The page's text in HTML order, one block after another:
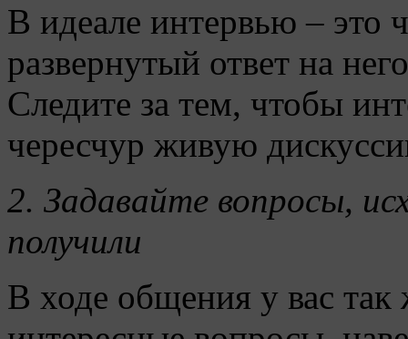
В идеале интервью – это
развернутый ответ на
Следите за тем, чтобы
чересчур живую
2. Задавайте вопросы,
получили
В ходе общения у вас